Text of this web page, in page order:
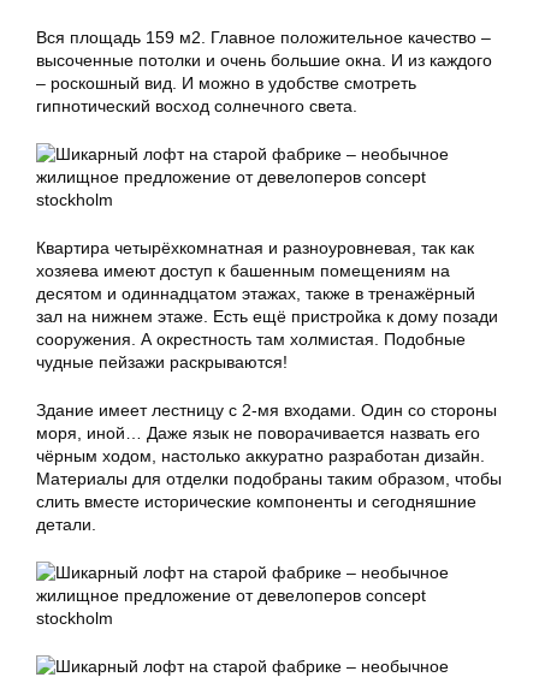
Вся площадь 159 м2. Главное положительное качество –
высоченные потолки и очень большие окна. И из каждого
– роскошный вид. И можно в удобстве смотреть
гипнотический восход солнечного света.
Квартира четырёхкомнатная и разноуровневая, так как
хозяева имеют доступ к башенным помещениям на
десятом и одиннадцатом этажах, также в тренажёрный
зал на нижнем этаже. Есть ещё пристройка к дому позади
сооружения. А окрестность там холмистая. Подобные
чудные пейзажи раскрываются!
Здание имеет лестницу с 2-мя входами. Один со стороны
моря, иной… Даже язык не поворачивается назвать его
чёрным ходом, настолько аккуратно разработан дизайн.
Материалы для отделки подобраны таким образом, чтобы
слить вместе исторические компоненты и сегодняшние
детали.